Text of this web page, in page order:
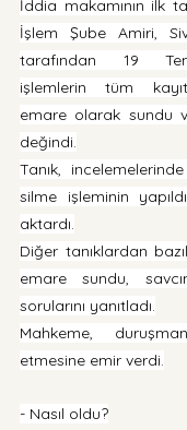
İddia makamının ilk
İşlem Şube Amiri,
tarafından 19
işlemlerin tüm
emare olarak sundu
değindi.
Tanık,
silme işleminin
aktardı.
Diğer tanıklardan
emare sundu,
sorularını yanıtladı.
Mahkeme,
etmesine emir verdi.
- Nasıl oldu?